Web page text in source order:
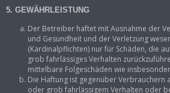
5. GEWÄHRLEISTUNG
Der Betreiber haftet mit Ausnahme der
und Gesundheit und der Verletzung
(Kardinalpflichten) nur für Schäden, die
grob fahrlässiges Verhalten
mittelbare Folgeschäden wie
Die Haftung ist gegenüber Verbrauchern
oder grob fahrlässigem Verhalten oder